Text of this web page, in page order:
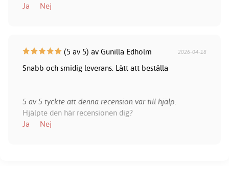
Ja
Nej
(5 av 5) av Gunilla Edholm 2026-04-18
Snabb och smidig leverans. Lätt att beställa
5 av 5 tyckte att denna recension var till hjälp.
Hjälpte den här recensionen dig?
Ja
Nej